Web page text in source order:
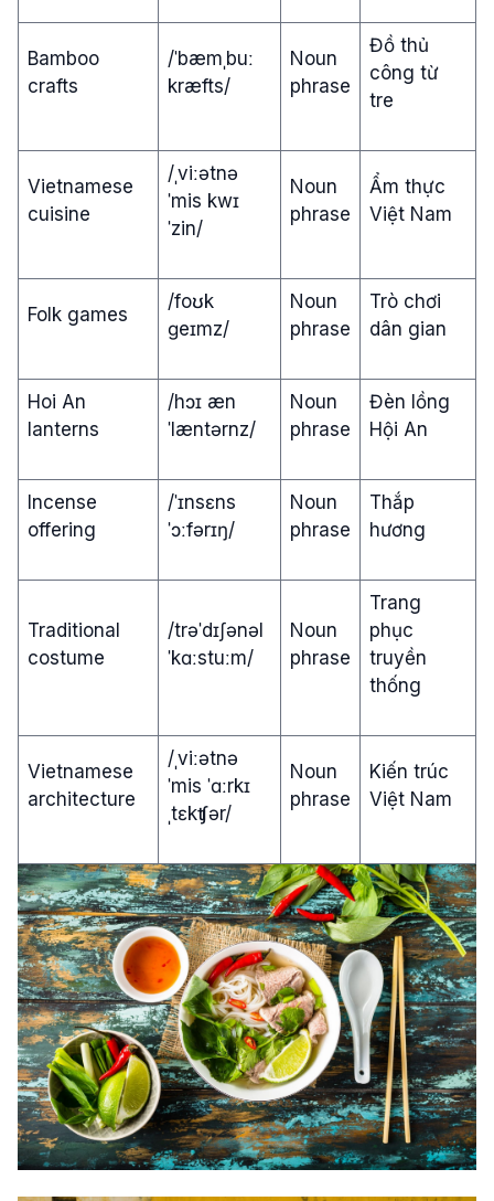
Bamboo
crafts
/ˈbæmˌbuː
kræfts/
Noun
phrase
Đồ thủ
công từ
tre
Vietnamese
cuisine
/ˌviːətnə
ˈmis kwɪ
ˈzin/
Noun
phrase
Ẩm thực
Việt Nam
Folk games
/foʊk
ɡeɪmz/
Noun
phrase
Trò chơi
dân gian
Hoi An
lanterns
/hɔɪ æn
ˈlæntərnz/
Noun
phrase
Đèn lồng
Hội An
Incense
offering
/ˈɪnsɛns
ˈɔːfərɪŋ/
Noun
phrase
Thắp
hương
Traditional
costume
/trəˈdɪʃənəl
ˈkɑːstuːm/
Noun
phrase
Trang
phục
truyền
thống
Vietnamese
architecture
/ˌviːətnə
ˈmis ˈɑːrkɪ
ˌtɛkʧər/
Noun
phrase
Kiến trúc
Việt Nam